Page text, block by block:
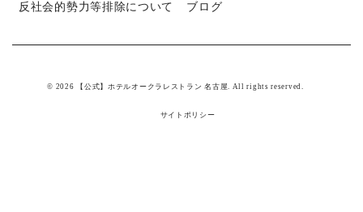
反社会的勢力等排除について
ブログ
© 2026 【公式】ホテルオークラレストラン 名古屋. All rights reserved.
サイトポリシー